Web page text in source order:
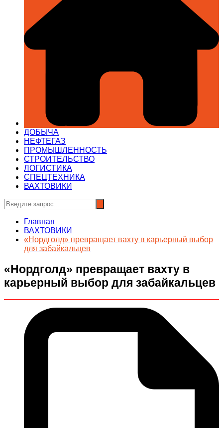
ДОБЫЧА
НЕФТЕГАЗ
ПРОМЫШЛЕННОСТЬ
СТРОИТЕЛЬСТВО
ЛОГИСТИКА
СПЕЦТЕХНИКА
ВАХТОВИКИ
Главная
ВАХТОВИКИ
«Нордголд» превращает вахту в карьерный выбор
для забайкальцев
«Нордголд» превращает вахту в
карьерный выбор для забайкальцев